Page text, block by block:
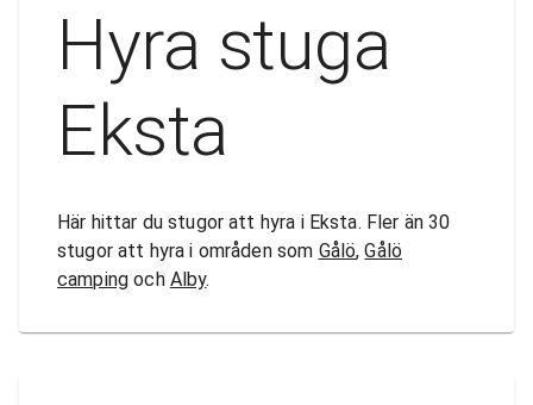
Hyra stuga
Eksta
Här hittar du stugor att hyra i Eksta. Fler än 30
stugor att hyra i områden som Gålö,Gålö
camping och Alby.